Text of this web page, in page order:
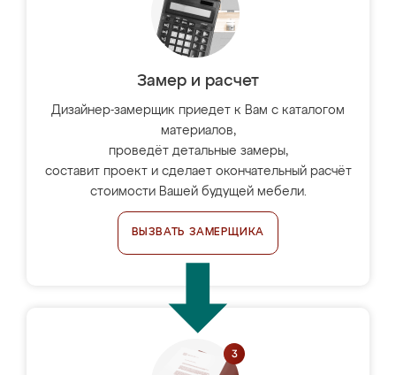
Замер и расчет
Дизайнер-замерщик приедет к Вам с каталогом
материалов,
проведёт детальные замеры,
составит проект и сделает окончательный расчёт
стоимости Вашей будущей мебели.
ВЫЗВАТЬ ЗАМЕРЩИКА